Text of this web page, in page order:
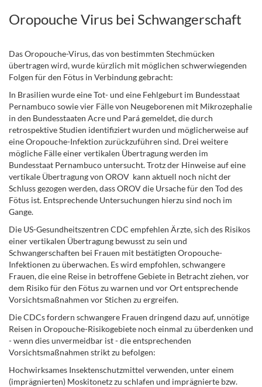
Oropouche Virus bei Schwangerschaft
Das Oropouche-Virus, das von bestimmten Stechmücken
übertragen wird, wurde kürzlich mit möglichen schwerwiegenden
Folgen für den Fötus in Verbindung gebracht:
In Brasilien wurde eine Tot- und eine Fehlgeburt im Bundesstaat
Pernambuco sowie vier Fälle von Neugeborenen mit Mikrozephalie
in den Bundesstaaten Acre und Pará gemeldet, die durch
retrospektive Studien identifiziert wurden und möglicherweise auf
eine Oropouche-Infektion zurückzuführen sind. Drei weitere
mögliche Fälle einer vertikalen Übertragung werden im
Bundesstaat Pernambuco untersucht. Trotz der Hinweise auf eine
vertikale Übertragung von OROV kann aktuell noch nicht der
Schluss gezogen werden, dass OROV die Ursache für den Tod des
Fötus ist. Entsprechende Untersuchungen hierzu sind noch im
Gange.
Die US-Gesundheitszentren CDC empfehlen Ärzte, sich des Risikos
einer vertikalen Übertragung bewusst zu sein und
Schwangerschaften bei Frauen mit bestätigten Oropouche-
Infektionen zu überwachen. Es wird empfohlen, schwangere
Frauen, die eine Reise in betroffene Gebiete in Betracht ziehen, vor
dem Risiko für den Fötus zu warnen und vor Ort entsprechende
Vorsichtsmaßnahmen vor Stichen zu ergreifen.
Die CDCs fordern schwangere Frauen dringend dazu auf, unnötige
Reisen in Oropouche-Risikogebiete noch einmal zu überdenken und
- wenn dies unvermeidbar ist - die entsprechenden
Vorsichtsmaßnahmen strikt zu befolgen:
Hochwirksames Insektenschutzmittel verwenden, unter einem
(imprägnierten) Moskitonetz zu schlafen und imprägnierte bzw.